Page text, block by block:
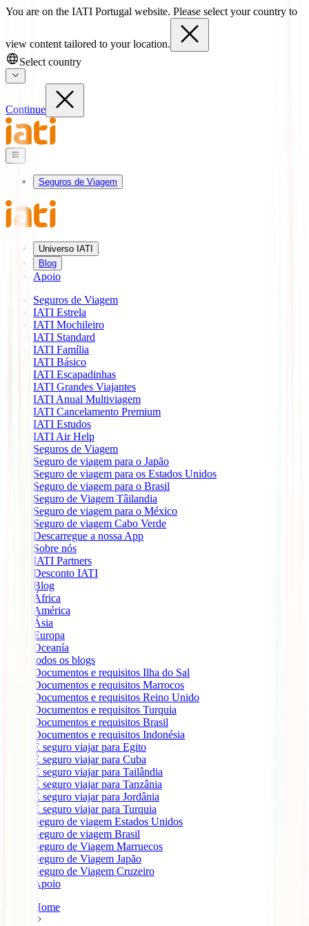
You are on the IATI Portugal website. Please select your country to
view content tailored to your location.
Select country
Continue
Seguros de Viagem
Universo IATI
Blog
Apoio
Seguros de Viagem
IATI Estrela
IATI Mochileiro
IATI Standard
IATI Família
IATI Básico
IATI Escapadinhas
IATI Grandes Viajantes
IATI Anual Multiviagem
IATI Cancelamento Premium
IATI Estudos
IATI Air Help
Seguros de Viagem
Seguro de viagem para o Japão
Seguro de viagem para os Estados Unidos
Seguro de viagem para o Brasil
Seguro de Viagem Tâilandia
Seguro de viagem para o México
Seguro de viagem Cabo Verde
Descarregue a nossa App
Sobre nós
IATI Partners
Desconto IATI
Blog
África
América
Ásia
Europa
Oceanía
todos os blogs
Documentos e requisitos Ilha do Sal
Documentos e requisitos Marrocos
Documentos e requisitos Reino Unido
Documentos e requisitos Turquia
Documentos e requisitos Brasil
Documentos e requisitos Indonésia
É seguro viajar para Egito
É seguro viajar para Cuba
É seguro viajar para Tailândia
É seguro viajar para Tanzânia
É seguro viajar para Jordânia
É seguro viajar para Turquia
Seguro de viagem Estados Unidos
Seguro de viagem Brasil
Seguro de Viagem Marruecos
Seguro de Viagem Japão
Seguro de Viagem Cruzeiro
Apoio
Home